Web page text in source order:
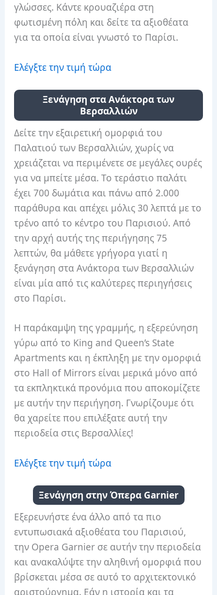
γλώσσες. Κάντε κρουαζιέρα στη
φωτισμένη πόλη και δείτε τα αξιοθέατα
για τα οποία είναι γνωστό το Παρίσι.
Ελέγξτε την τιμή τώρα
Ξενάγηση στα Ανάκτορα των
Βερσαλλιών
Δείτε την εξαιρετική ομορφιά του
Παλατιού των Βερσαλλιών, χωρίς να
χρειάζεται να περιμένετε σε μεγάλες ουρές
για να μπείτε μέσα. Το τεράστιο παλάτι
έχει 700 δωμάτια και πάνω από 2.000
παράθυρα και απέχει μόλις 30 λεπτά με το
τρένο από το κέντρο του Παρισιού. Από
την αρχή αυτής της περιήγησης 75
λεπτών, θα μάθετε γρήγορα γιατί η
ξενάγηση στα Ανάκτορα των Βερσαλλιών
είναι μία από τις καλύτερες περιηγήσεις
στο Παρίσι.
Η παράκαμψη της γραμμής, η εξερεύνηση
γύρω από το King and Queen’s State
Apartments και η έκπληξη με την ομορφιά
στο Hall of Mirrors είναι μερικά μόνο από
τα εκπληκτικά προνόμια που αποκομίζετε
με αυτήν την περιήγηση. Γνωρίζουμε ότι
θα χαρείτε που επιλέξατε αυτή την
περιοδεία στις Βερσαλλίες!
Ελέγξτε την τιμή τώρα
Ξενάγηση στην Όπερα Garnier
Εξερευνήστε ένα άλλο από τα πιο
εντυπωσιακά αξιοθέατα του Παρισιού,
την Opera Garnier σε αυτήν την περιοδεία
και ανακαλύψτε την αληθινή ομορφιά που
βρίσκεται μέσα σε αυτό το αρχιτεκτονικό
αριστούργημα. Εάν η ιστορία και τα